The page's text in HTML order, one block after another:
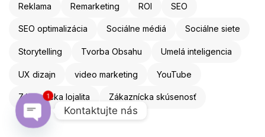
Reklama Remarketing ROI SEO
SEO optimalizácia Sociálne médiá Sociálne siete
Storytelling Tvorba Obsahu Umelá inteligencia
UX dizajn video marketing YouTube
Zákaznícka lojalita Zákaznícka skúsenosť
Kontaktujte nás
1